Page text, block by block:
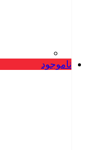
ناموجود